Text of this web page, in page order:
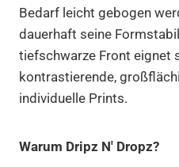
Bedarf leicht gebogen
dauerhaft seine
tiefschwarze Front eignet
kontrastierende,
individuelle Prints.
Warum Dripz N' Dropz?